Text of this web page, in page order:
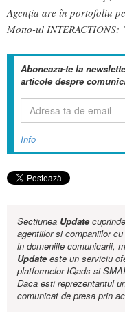
Agenția are în portofoliu
Motto-ul
Aboneaza-te la
articole despre
Info
Sectiunea Update
agentiilor si companiilor
in domeniile comunicarii,
Updateeste un serviciu
platformelor IQads si
Daca esti reprezentantul
comunicat de presa prin